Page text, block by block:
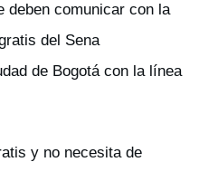
deben comunicar con la
del Sena
de Bogotá con la línea
y no necesita de